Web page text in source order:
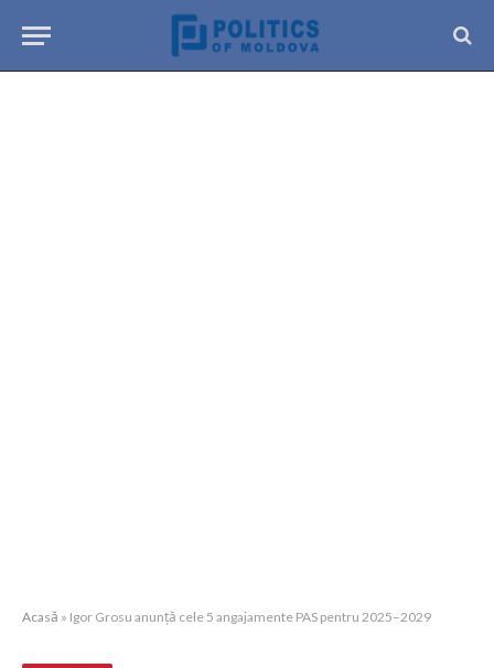
Acasă » Igor Grosu anunță cele 5 angajamente PAS pentru 2025–2029